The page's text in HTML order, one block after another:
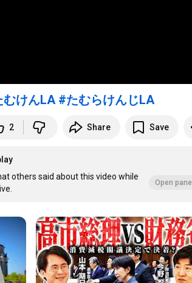
むけんLA #たむらけんじLA
2 Share Save
others said about this video while
Open panel